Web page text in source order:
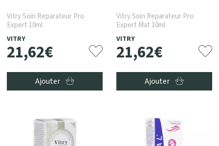
Vitry Soin Reparateur Pro
Expert 10ml
VITRY
21,62€
Ajouter
Vitry Soin Reparateur Pro
Expert Mat 10ml
VITRY
21,62€
Ajouter